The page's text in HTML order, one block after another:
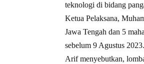
teknologi di bidang
Ketua Pelaksana,
Jawa Tengah dan 5
sebelum 9 Agustus
Arif menyebutkan,